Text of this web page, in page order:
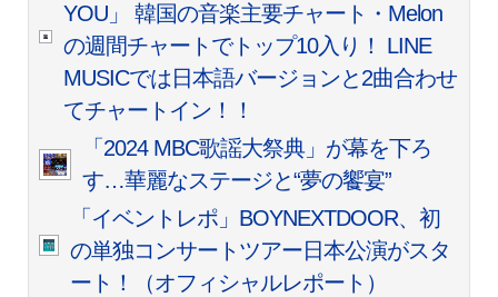
YOU」 韓国の音楽主要チャート・Melon
の週間チャートでトップ10入り！ LINE
MUSICでは日本語バージョンと2曲合わせ
てチャートイン！！
「2024 MBC歌謡大祭典」が幕を下ろ
す…華麗なステージと“夢の饗宴”
「イベントレポ」BOYNEXTDOOR、初
の単独コンサートツアー日本公演がスタ
ート！（オフィシャルレポート）